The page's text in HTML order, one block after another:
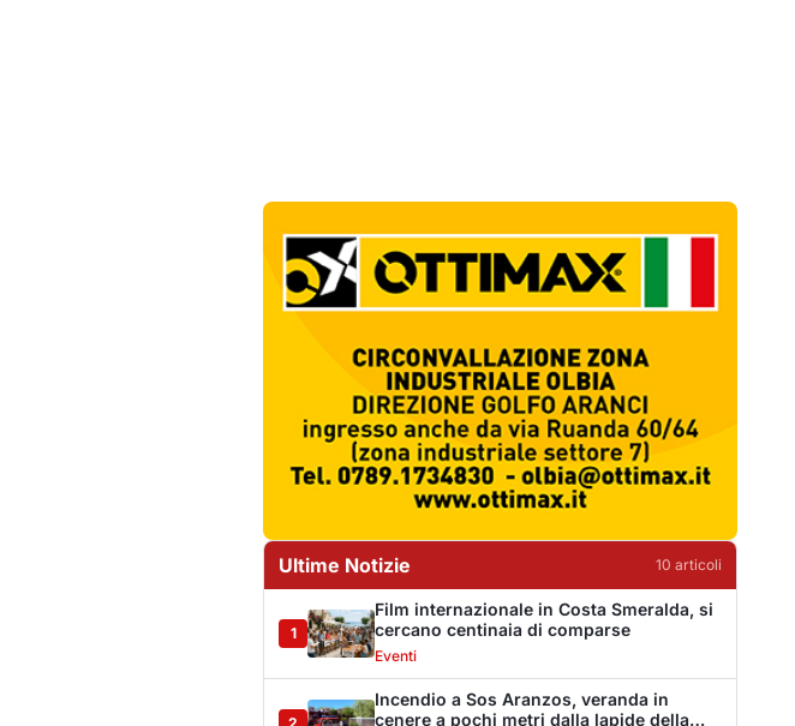
Ultime Notizie 10 articoli
1
Film internazionale in Costa Smeralda, si
cercano centinaia di comparse
Eventi
Incendio a Sos Aranzos, veranda in
cenere a pochi metri dalla lapide della